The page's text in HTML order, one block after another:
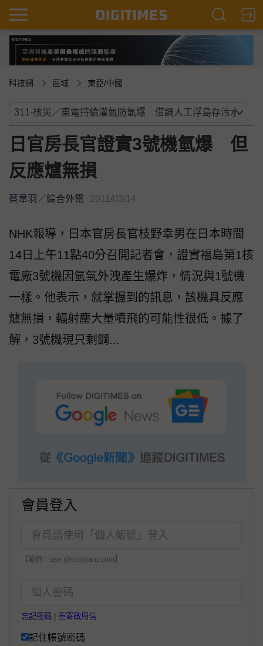
科技網 區域 東亞/中國
日官房長官證實3號機氫爆 但
反應爐無損
蔡韋羽 ／綜合外電 2011/03/14
NHK報導，日本官房長官枝野幸男在日本時間
14日上午11點40分召開記者會，證實福島第1核
電廠3號機因氫氣外洩產生爆炸，情況與1號機
一樣。他表示，就掌握到的訊息，該機具反應
爐無損，輻射塵大量噴飛的可能性很低。據了
解，3號機現只剩鋼...
會員登入
【範例：user@company.com】
忘記密碼 重寄啟用信
記住帳號密碼